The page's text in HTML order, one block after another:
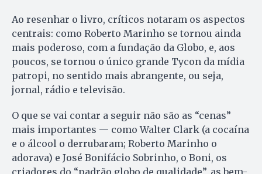
Ao resenhar o livro, críticos notaram os aspectos
centrais: como Roberto Marinho se tornou ainda
mais poderoso, com a fundação da Globo, e, aos
poucos, se tornou o único grande Tycon da mídia
patropi, no sentido mais abrangente, ou seja,
jornal, rádio e televisão.
O que se vai contar a seguir não são as “cenas”
mais importantes — como Walter Clark (a cocaína
e o álcool o derrubaram; Roberto Marinho o
adorava) e José Bonifácio Sobrinho, o Boni, os
criadores do “padrão globo de qualidade”, as bem-